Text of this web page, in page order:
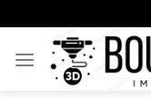
au
contenu